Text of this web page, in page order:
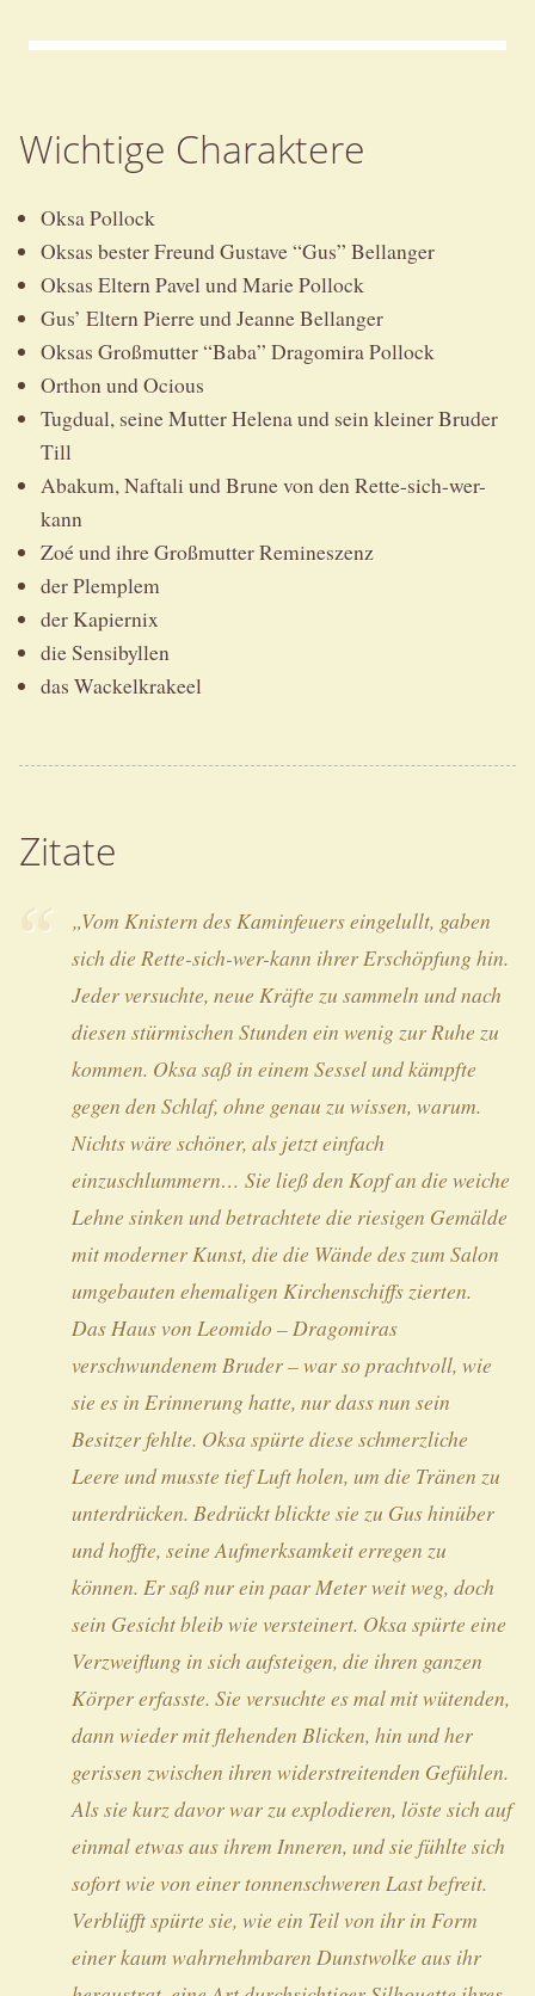
Wichtige Charaktere
Oksa Pollock
Oksas bester Freund Gustave “Gus” Bellanger
Oksas Eltern Pavel und Marie Pollock
Gus’ Eltern Pierre und Jeanne Bellanger
Oksas Großmutter “Baba” Dragomira Pollock
Orthon und Ocious
Tugdual, seine Mutter Helena und sein kleiner Bruder
Till
Abakum, Naftali und Brune von den Rette-sich-wer-
kann
Zoé und ihre Großmutter Remineszenz
der Plemplem
der Kapiernix
die Sensibyllen
das Wackelkrakeel
Zitate
„Vom Knistern des Kaminfeuers eingelullt, gaben
sich die Rette-sich-wer-kann ihrer Erschöpfung hin.
Jeder versuchte, neue Kräfte zu sammeln und nach
diesen stürmischen Stunden ein wenig zur Ruhe zu
kommen. Oksa saß in einem Sessel und kämpfte
gegen den Schlaf, ohne genau zu wissen, warum.
Nichts wäre schöner, als jetzt einfach
einzuschlummern… Sie ließ den Kopf an die weiche
Lehne sinken und betrachtete die riesigen Gemälde
mit moderner Kunst, die die Wände des zum Salon
umgebauten ehemaligen Kirchenschiffs zierten.
Das Haus von Leomido – Dragomiras
verschwundenem Bruder – war so prachtvoll, wie
sie es in Erinnerung hatte, nur dass nun sein
Besitzer fehlte. Oksa spürte diese schmerzliche
Leere und musste tief Luft holen, um die Tränen zu
unterdrücken. Bedrückt blickte sie zu Gus hinüber
und hoffte, seine Aufmerksamkeit erregen zu
können. Er saß nur ein paar Meter weit weg, doch
sein Gesicht bleib wie versteinert. Oksa spürte eine
Verzweiflung in sich aufsteigen, die ihren ganzen
Körper erfasste. Sie versuchte es mal mit wütenden,
dann wieder mit flehenden Blicken, hin und her
gerissen zwischen ihren widerstreitenden Gefühlen.
Als sie kurz davor war zu explodieren, löste sich auf
einmal etwas aus ihrem Inneren, und sie fühlte sich
sofort wie von einer tonnenschweren Last befreit.
Verblüfft spürte sie, wie ein Teil von ihr in Form
einer kaum wahrnehmbaren Dunstwolke aus ihr